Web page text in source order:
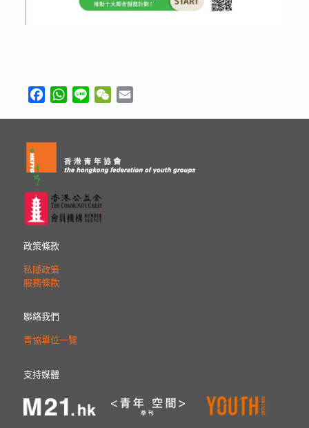
FacebookWhatsApp
Line WeChat
政策條款
私隱政策
服務條款
聯絡我們
青協單位一覽
支持媒體